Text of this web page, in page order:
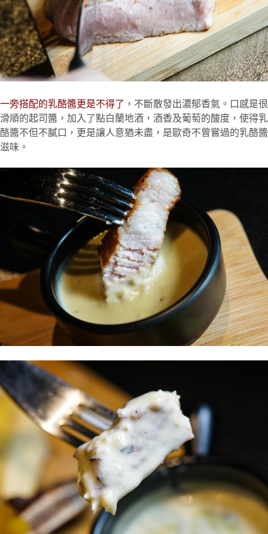
一旁搭配的乳酪醬更是不得了 ，不斷散發出濃郁香氣。口感是很
滑順的起司醬，加入了點白蘭地酒，酒香及葡萄的酸度，使得乳
酪醬不但不膩口，更是讓人意猶未盡，是歐奇不曾嘗過的乳酪醬
滋味。